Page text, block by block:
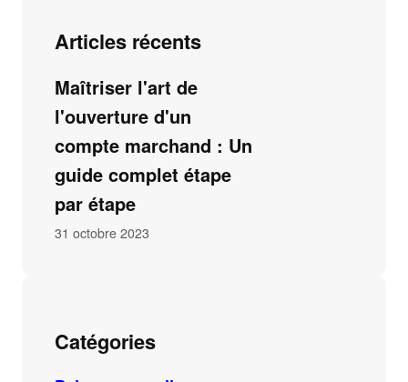
Articles récents
Maîtriser l'art de
l'ouverture d'un
compte marchand : Un
guide complet étape
par étape
31 octobre 2023
Catégories